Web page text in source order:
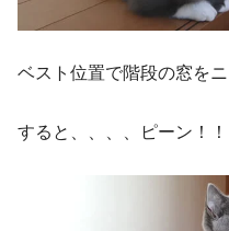
ベスト位置で階段の窓をニ
すると、、、、ピーン！！